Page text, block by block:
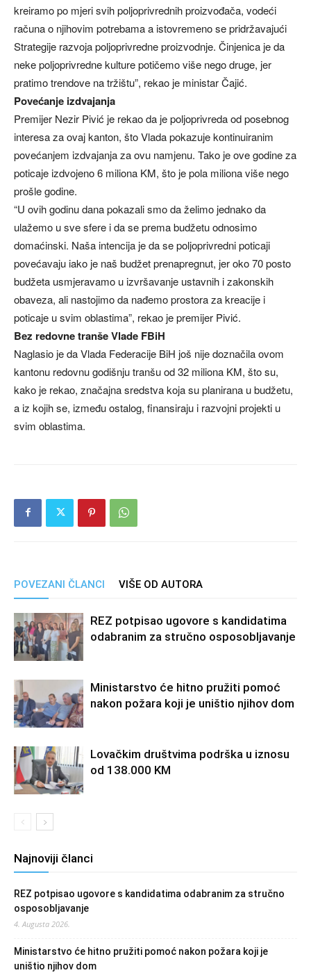
kreiramo po mjeri svih poljoprivrednih proizvođača, vodeći
računa o njihovim potrebama a istovremeno se pridržavajući
Strategije razvoja poljoprivredne proizvodnje. Činjenica je da
neke poljoprivredne kulture potičemo više nego druge, jer
pratimo trendove na tržištu”, rekao je ministar Čajić.
Povećanje izdvajanja
Premijer Nezir Pivić je rekao da je poljoprivreda od posebnog
interesa za ovaj kanton, što Vlada pokazuje kontinuiranim
povećanjem izdvajanja za ovu namjenu. Tako je ove godine za
poticaje izdvojeno 6 miliona KM, što je pola miliona više nego
prošle godine.
“U ovih godinu dana pokazali smo da želimo jednako da
ulažemo u sve sfere i da se prema budžetu odnosimo
domaćinski. Naša intencija je da se poljoprivredni poticaji
povećavaju iako je naš budžet prenapregnut, jer oko 70 posto
budžeta usmjeravamo u izvršavanje ustavnih i zakonskih
obaveza, ali nastojimo da nađemo prostora za kreacije i
poticaje u svim oblastima”, rekao je premijer Pivić.
Bez redovne tranše Vlade FBiH
Naglasio je da Vlada Federacije BiH još nije doznačila ovom
kantonu redovnu godišnju tranšu od 32 miliona KM, što su,
kako je rekao, značajna sredstva koja su planirana u budžetu,
a iz kojih se, između ostalog, finansiraju i razvojni projekti u
svim oblastima.
POVEZANI ČLANCI VIŠE OD AUTORA
REZ potpisao ugovore s kandidatima
odabranim za stručno osposobljavanje
Ministarstvo će hitno pružiti pomoć
nakon požara koji je uništio njihov dom
Lovačkim društvima podrška u iznosu
od 138.000 KM
Najnoviji članci
REZ potpisao ugovore s kandidatima odabranim za stručno
osposobljavanje
4. Augusta 2026.
Ministarstvo će hitno pružiti pomoć nakon požara koji je
uništio njihov dom